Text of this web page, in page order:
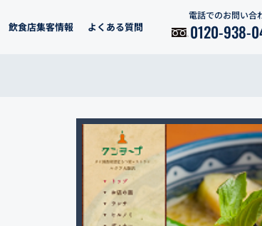
飲食店集客情報 よくある質問
電話でのお問い合
0120-938-